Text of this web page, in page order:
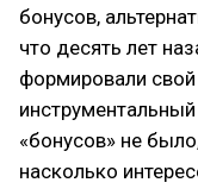
бонусов,
что десять лет
формировали
«бонусов» не
насколько